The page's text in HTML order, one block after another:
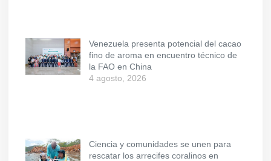
Venezuela presenta potencial del cacao
fino de aroma en encuentro técnico de
la FAO en China
4 agosto, 2026
Ciencia y comunidades se unen para
rescatar los arrecifes coralinos en